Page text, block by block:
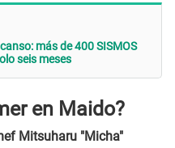
más de 400 SISMOS
seis meses
en Maido?
Mitsuharu "Micha"